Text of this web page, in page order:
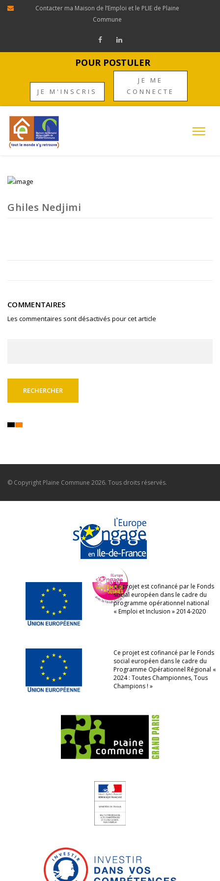
Contacter ma Maison de l’Emploi et le PLIE de Plaine
Commune
POUR POSTULER
JE M'INSCRIS
JE ME
CONNECTE
Ghiles Nedjimi
COMMENTAIRES
Les commentaires sont désactivés pour cet article
© Copyright Plaine Commune 2026. Tous droits réservés.
Ce projet est cofinancé par le Fonds
social européen dans le cadre du
programme opérationnel national
« Emploi et Inclusion » 2014-2020
Ce projet est cofinancé par le Fonds
social européen dans le cadre du
Programme Opérationnel Régional «
2024 : Toutes Championnes, Tous
Champions ! »